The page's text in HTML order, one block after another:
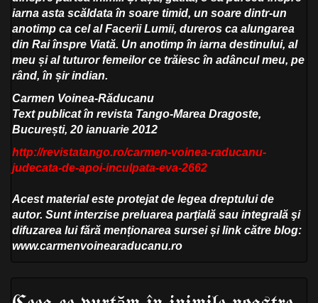
iarna asta scăldata în soare timid, un soare dintr-un
anotimp ca cel al Facerii Lumii, dureros ca alungarea
din Rai înspre Viată. Un anotimp în iarna destinului, al
meu și al tuturor femeilor ce trăiesc în adâncul meu, pe
rând, în șir indian.
Carmen Voinea-Răducanu
Text publicat în revista Tango-Marea Dragoste,
București, 20 ianuarie 2012
http://revistatango.ro/carmen-voinea-raducanu-
judecata-de-apoi-inculpata-eva-2662
Acest material este protejat de legea dreptului de
autor. Sunt interzise preluarea parţială sau integrală şi
difuzarea lui fără menționarea sursei și link către blog:
www.carmenvoinearaducanu.ro